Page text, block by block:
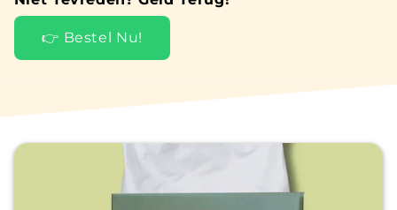
👉 Bestel Nu!